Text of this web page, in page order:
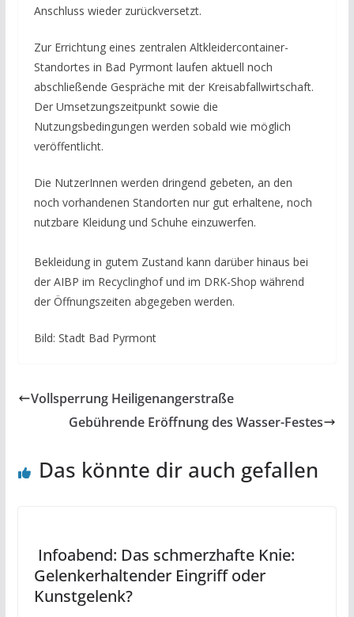
Anschluss wieder zurückversetzt.
Zur Errichtung eines zentralen Altkleidercontainer-
Standortes in Bad Pyrmont laufen aktuell noch
abschließende Gespräche mit der Kreisabfallwirtschaft.
Der Umsetzungszeitpunkt sowie die
Nutzungsbedingungen werden sobald wie möglich
veröffentlicht.
Die NutzerInnen werden dringend gebeten, an den
noch vorhandenen Standorten nur gut erhaltene, noch
nutzbare Kleidung und Schuhe einzuwerfen.
Bekleidung in gutem Zustand kann darüber hinaus bei
der AIBP im Recyclinghof und im DRK-Shop während
der Öffnungszeiten abgegeben werden.
Bild: Stadt Bad Pyrmont
Vollsperrung Heiligenangerstraße
Gebührende Eröffnung des Wasser-Festes
Das könnte dir auch gefallen
Infoabend: Das schmerzhafte Knie:
Gelenkerhaltender Eingriff oder
Kunstgelenk?